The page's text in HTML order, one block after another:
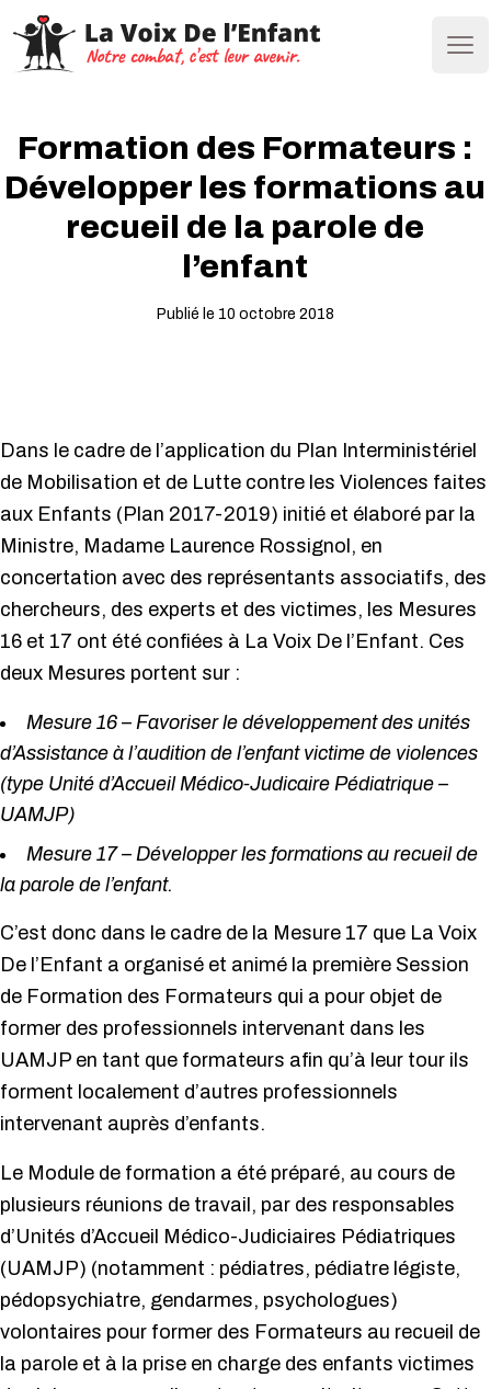
Formation des Formateurs :
Développer les formations au
recueil de la parole de
l’enfant
Publié le 10 octobre 2018
Dans le cadre de l’application du Plan Interministériel
de Mobilisation et de Lutte contre les Violences faites
aux Enfants (Plan 2017-2019) initié et élaboré par la
Ministre, Madame Laurence Rossignol, en
concertation avec des représentants associatifs, des
chercheurs, des experts et des victimes, les Mesures
16 et 17 ont été confiées à La Voix De l’Enfant. Ces
deux Mesures portent sur :
Mesure 16 – Favoriser le développement des unités
d’Assistance à l’audition de l’enfant victime de violences
(type Unité d’Accueil Médico-Judicaire Pédiatrique –
UAMJP)
Mesure 17 – Développer les formations au recueil de
la parole de l’enfant.
C’est donc dans le cadre de la Mesure 17 que La Voix
De l’Enfant a organisé et animé la première Session
de Formation des Formateurs qui a pour objet de
former des professionnels intervenant dans les
UAMJP en tant que formateurs afin qu’à leur tour ils
forment localement d’autres professionnels
intervenant auprès d’enfants.
Le Module de formation a été préparé, au cours de
plusieurs réunions de travail, par des responsables
d’Unités d’Accueil Médico-Judiciaires Pédiatriques
(UAMJP) (notamment : pédiatres, pédiatre légiste,
pédopsychiatre, gendarmes, psychologues)
volontaires pour former des Formateurs au recueil de
la parole et à la prise en charge des enfants victimes